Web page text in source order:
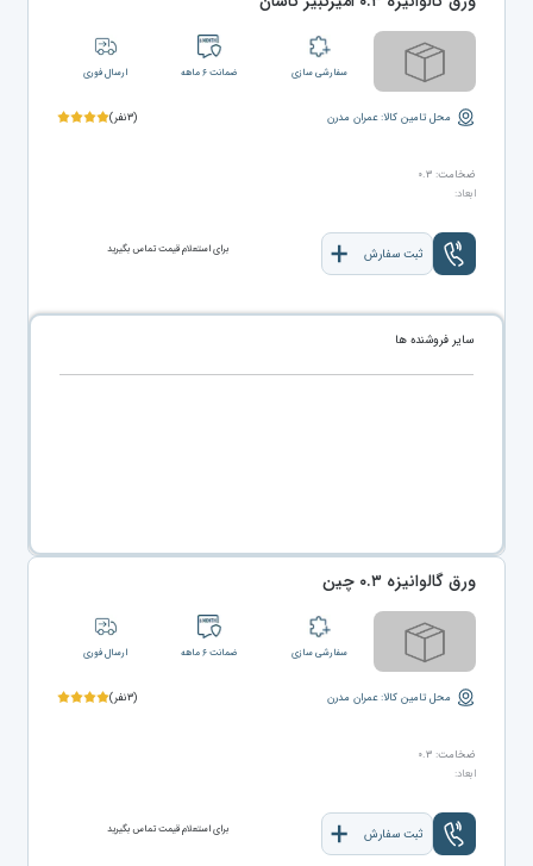
سفارشی سازی ضمانت ۶ ماهه ارسال فوری
محل تامین کالا: عمران مدرن (۳نفر)
ضخامت: ۰.۳
ابعاد:
ثبت سفارش برای استعلام قیمت تماس بگیرید
سایر فروشنده ها
ورق گالوانیزه ۰.۳ چین
سفارشی سازی ضمانت ۶ ماهه ارسال فوری
محل تامین کالا: عمران مدرن (۳نفر)
ضخامت: ۰.۳
ابعاد:
ثبت سفارش برای استعلام قیمت تماس بگیرید